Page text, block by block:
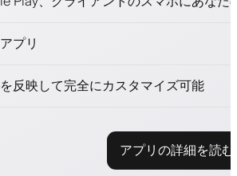
金
プログラムでクライアントを引きつける
、メール通知
プリ
反映して完全にカスタマイズ可能
アプリの詳細を読む